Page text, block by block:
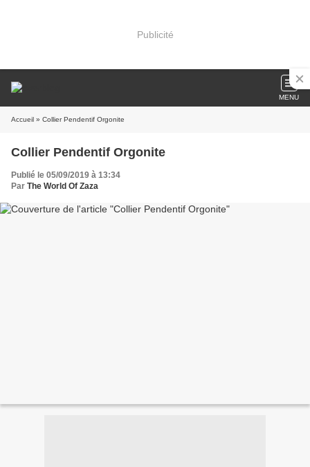
Publicité
MENU
Accueil » Collier Pendentif Orgonite
Collier Pendentif Orgonite
Publié le 05/09/2019 à 13:34
Par The World Of Zaza